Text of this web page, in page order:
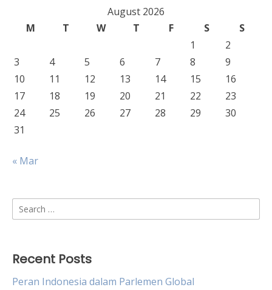
August 2026
M
T W T F S
S
1
2
3
4 5 6 7 8
9
10
11 12 13 14 15
16
17
18 19 20 21 22
23
24
25 26 27 28 29
30
31
« Mar
Search
for:
Recent Posts
Peran Indonesia dalam Parlemen Global